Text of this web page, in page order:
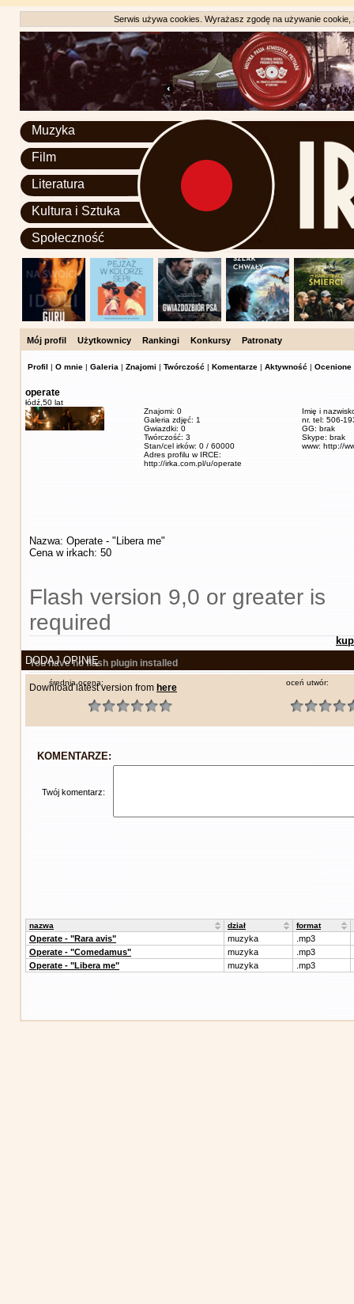
Serwis używa cookies. Wyrażasz zgodę na używanie
Muzyka
Film
Literatura
Kultura i Sztuka
Społeczność
Mój profil Użytkownicy Rankingi Konkursy Patronaty
Profil | O mnie | Galeria | Znajomi | Twórczość | Komentarze | Aktywność | Ocenione
operate
łódź, 50 lat
Znajomi: 0
Galeria zdjęć: 1
Gwiazdki: 0
Twórczość: 3
Stan/cel irków: 0 / 60000
Adres profilu w IRCE:
http://irka.com.pl/u/operate
Imię i
nr. tel: 506-
GG: brak
Skype: brak
www: http://
Nazwa: Operate - "Libera me"
Cena w irkach: 50
Flash version 9,0 or greater is
required
You have no flash plugin installed
Download latest version from here
DODAJ OPINIĘ
średnia ocena: oceń utwór:
KOMENTARZE:
Twój komentarz:
nazwa dział format
Operate - "Rara avis" muzyka
.mp3
Operate - "Comedamus"
muzyka
.mp3
Operate - "Libera me"
muzyka .mp3